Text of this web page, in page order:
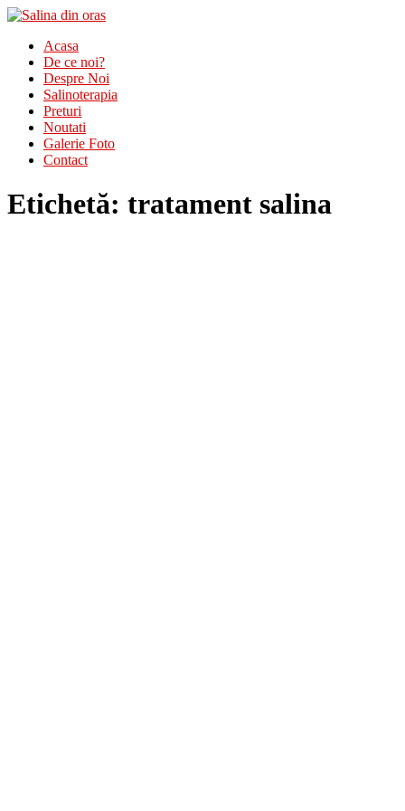
Acasa
De ce noi?
Despre Noi
Salinoterapia
Preturi
Noutati
Galerie Foto
Contact
Etichetă: tratament salina